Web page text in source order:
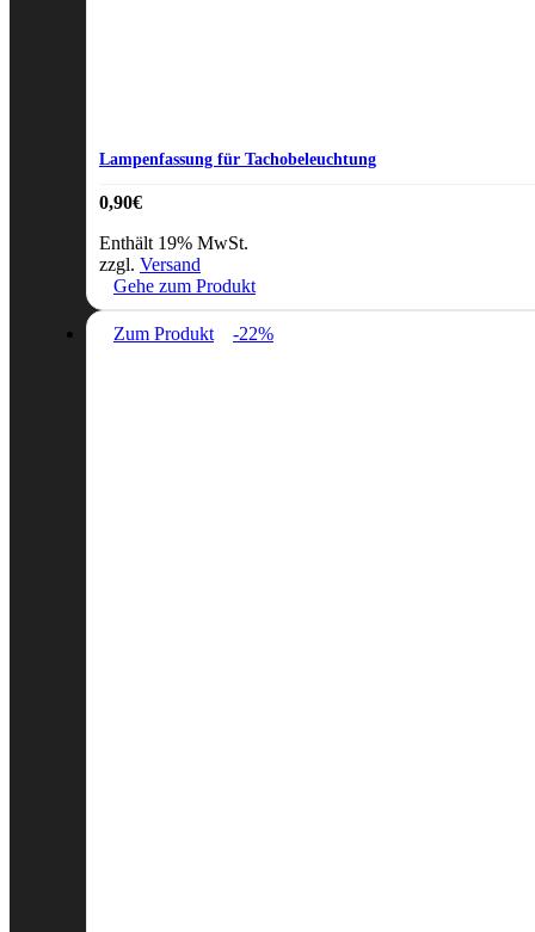
Lampenfassung für Tachobeleuchtung
0,90€
Enthält 19% MwSt.
zzgl. Versand
Gehe zum Produkt
Zum Produkt -22%